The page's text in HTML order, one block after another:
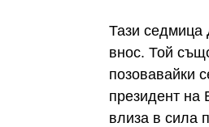
Тази
внос. Той
позовавайки
президент на
влиза в сила